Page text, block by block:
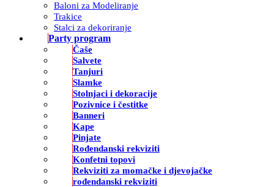
Baloni za Modeliranje
Trakice
Stalci za dekoriranje
Party program
Čaše
Salvete
Tanjuri
Slamke
Stolnjaci i dekoracije
Pozivnice i čestitke
Banneri
Kape
Pinjate
Rođendanski rekviziti
Konfetni topovi
Rekviziti za momačke i djevojačke
rođendanski rekviziti